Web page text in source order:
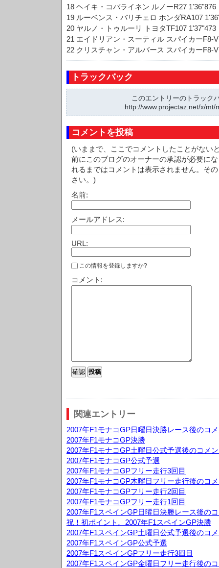
18 ヘイキ・コバライネン ルノーR27 1'36"876
19 ルーベンス・バリチェロ ホンダRA107
20 ヤルノ・トゥルーリ トヨタTF107 1'37"473
21 エイドリアン・スーティル スパイカーF8-
22 クリスチャン・アルバース スパイカーF8-
トラックバック
このエントリーのトラック
http://www.projectaz.net/x/mt/
コメントを投稿
(いままで、ここでコメントしたことがない
前にこのブログのオーナーの承認が必要に
れるまではコメントは表示されません。そ
さい。)
名前:
メールアドレス:
URL:
この情報を登録しますか?
コメント:
関連エントリー
2007年F1モナコGP日曜日決勝レース後のコ
2007年F1モナコGP決勝
2007年F1モナコGP土曜日公式予選後のコメ
2007年F1モナコGP公式予選
2007年F1モナコGPフリー走行3回目
2007年F1モナコGP木曜日フリー走行後のコ
2007年F1モナコGPフリー走行2回目
2007年F1モナコGPフリー走行1回目
2007年F1スペインGP日曜日決勝レース後の
祝！初ポイント。2007年F1スペインGP決勝
2007年F1スペインGP土曜日公式予選後のコ
2007年F1スペインGP公式予選
2007年F1スペインGPフリー走行3回目
2007年F1スペインGP金曜日フリー走行後の